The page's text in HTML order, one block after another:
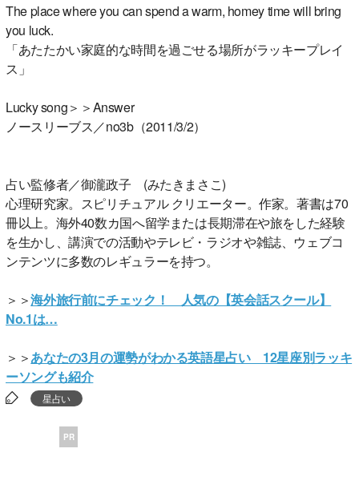
The place where you can spend a warm, homey time will bring
you luck.
「あたたかい家庭的な時間を過ごせる場所がラッキープレイ
ス」
Lucky song＞＞Answer
ノースリーブス／no3b（2011/3/2）
占い監修者／御瀧政子 (みたきまさこ)
心理研究家。スピリチュアル クリエーター。作家。著書は70
冊以上。海外40数カ国へ留学または長期滞在や旅をした経験
を生かし、講演での活動やテレビ・ラジオや雑誌、ウェブコ
ンテンツに多数のレギュラーを持つ。
＞＞海外旅行前にチェック！ 人気の【英会話スクール】
No.1は…
＞＞あなたの3月の運勢がわかる英語星占い 12星座別ラッキ
ーソングも紹介
星占い
PR